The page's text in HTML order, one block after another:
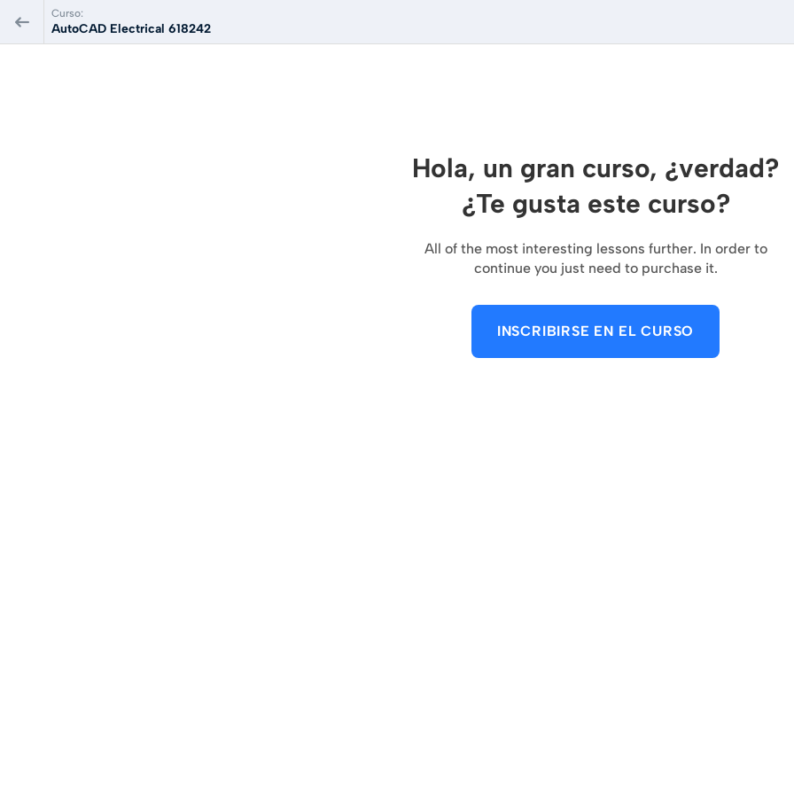
Curso:
AutoCAD Electrical 618242
Hola, un gran curso, ¿verdad?
¿Te gusta este curso?
All of the most interesting lessons further. In order to
continue you just need to purchase it.
INSCRIBIRSE EN EL CURSO